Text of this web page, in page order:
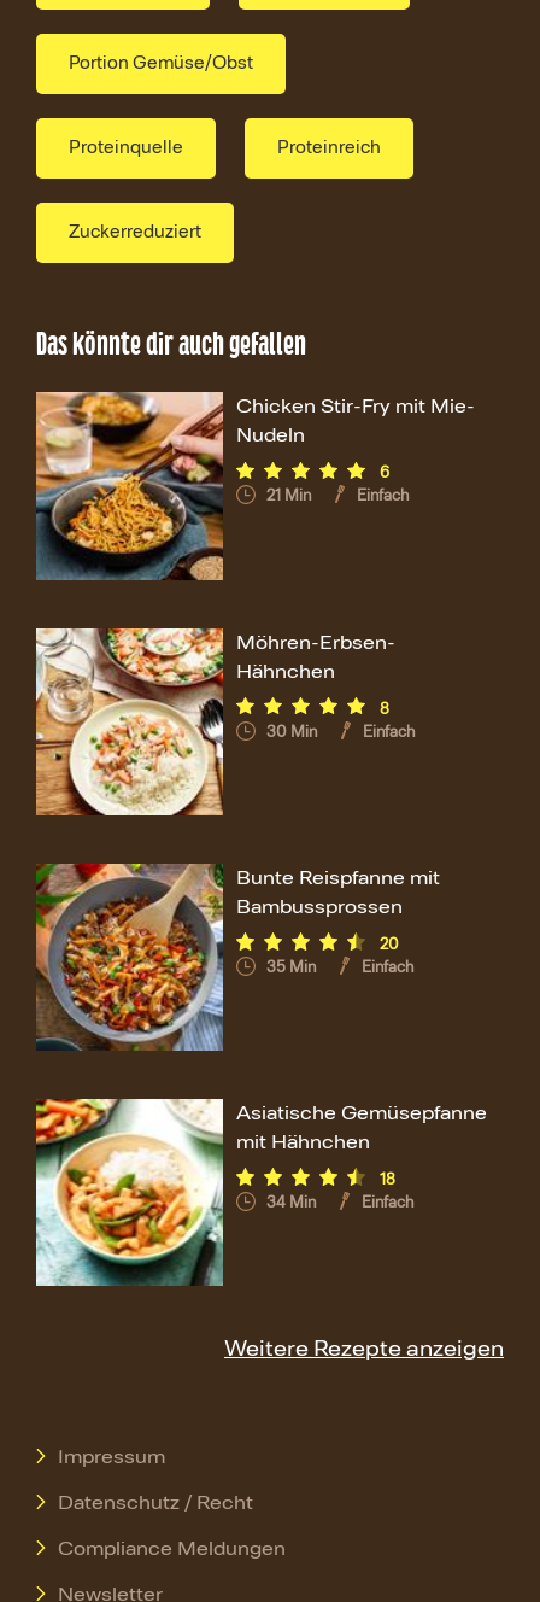
Portion Gemüse/Obst
Proteinquelle Proteinreich
Zuckerreduziert
Das könnte dir auch gefallen
Chicken Stir-Fry mit Mie-
Nudeln
6
21 Min Einfach
Möhren-Erbsen-
Hähnchen
8
30 Min Einfach
Bunte Reispfanne mit
Bambussprossen
20
35 Min Einfach
Asiatische Gemüsepfanne
mit Hähnchen
18
34 Min Einfach
Weitere Rezepte anzeigen
Impressum
Datenschutz / Recht
Compliance Meldungen
Newsletter